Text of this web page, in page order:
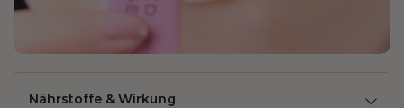
Nährstoffe & Wirkung